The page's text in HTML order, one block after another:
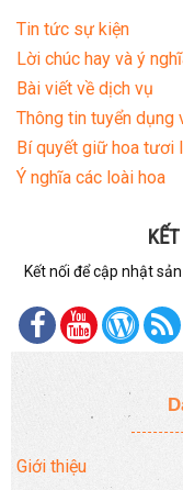
Tin tức sự kiện
Lời chúc hay và ý
Bài viết về dịch vụ
Thông tin tuyển dụng
Bí quyết giữ hoa tươi
Ý nghĩa các loài hoa
Kết nối để cập nhật
Giới thiệu